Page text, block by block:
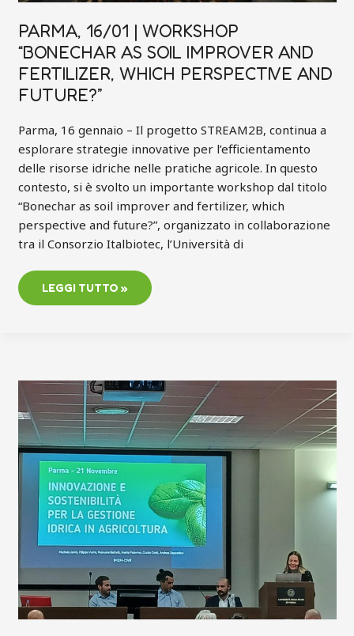
PARMA, 16/01 | WORKSHOP
“BONECHAR AS SOIL IMPROVER AND
FERTILIZER, WHICH PERSPECTIVE AND
FUTURE?”
Parma, 16 gennaio – Il progetto STREAM2B, continua a
esplorare strategie innovative per l’efficientamento
delle risorse idriche nelle pratiche agricole. In questo
contesto, si è svolto un importante workshop dal titolo
“Bonechar as soil improver and fertilizer, which
perspective and future?”, organizzato in collaborazione
tra il Consorzio Italbiotec, l’Università di
FUTURE?”
LEGGI TUTTO »
SCARICA
LE
SLIDE
DEL
CONVEGNO
INNOVAZIONE
E
SOSTENIBILITÀ
PER
LA
GESTIONE
IDRICA
IN
AGRICOLTURA